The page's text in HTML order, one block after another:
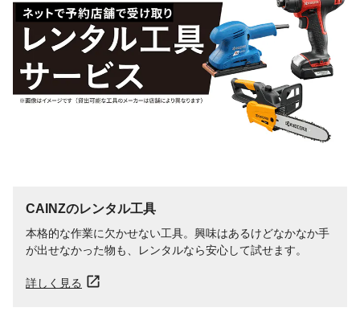
CAINZのレンタル工具
本格的な作業に欠かせない工具。興味はあるけどなかなか手
が出せなかった物も、レンタルなら安心して試せます。
詳しく見る